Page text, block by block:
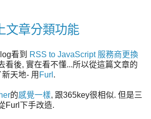
文章分類功能
看到 RSS to JavaScript 服務商更換
看後, 實在看不懂...所以從這篇文章的
天地- 用 Furl .
的感覺一樣, 跟365key很相似. 但是三
Furl下手改造.